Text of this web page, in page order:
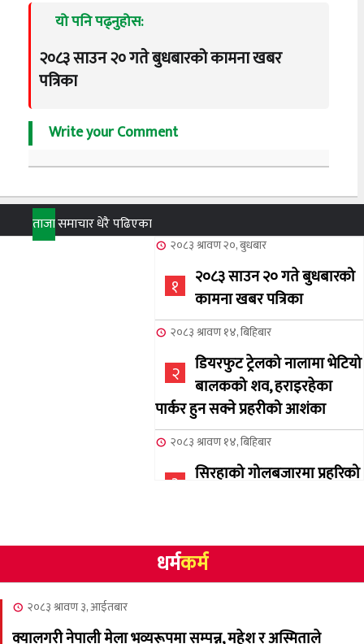
यो पनि पढ्नुहोस:
२०८३ साउन २० गते बुधबारको कामना खबर
पत्रिका
Write your Comment
ताजासमाचारधेरै पढिएका
२०८३ श्रावण २०, बुधबार
१
२०८३ साउन २० गते बुधबारको
कामना खबर पत्रिका
२०८३ श्रावण १४, बिहिबार
२
डियरफुट ट्रेलको नालामा भेटियो
बालकको शव, हराइरहेका
पार्कर हुन सक्ने प्रहरीको आशंका
२०८३ श्रावण १४, बिहिबार
३
सिरहाको गोलबजारमा प्रहरिको
४
NCSC को अध्यक्षमा घनेन्द्र
न्यौपाने बिजयी
धर्मकर्म
२०८३ श्रावण ३, आईतबार
क्यालगरी नेपाली मेला भव्यरूपमा सम्पन्न, महेश र अस्मिताले